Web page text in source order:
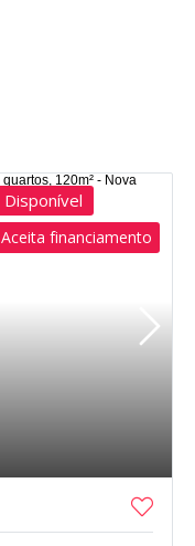
Disponível
Aceita financiamento